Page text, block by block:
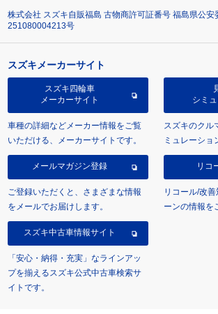
株式会社 スズキ自販福島 古物商許可証番号 福島県公安
251080004213号
スズキメーカーサイト
スズキ四輪車
メーカーサイト
車種の詳細などメーカー情報をご覧
いただける、メーカーサイトです。
シミ
スズキのクル
ミュレーショ
メールマガジン登録
ご登録いただくと、さまざまな情報
をメールでお届けします。
リコ
リコール/改
ーンの情報を
スズキ中古車情報サイト
「安心・納得・充実」なラインアッ
プを揃えるスズキ公式中古車検索サ
イトです。